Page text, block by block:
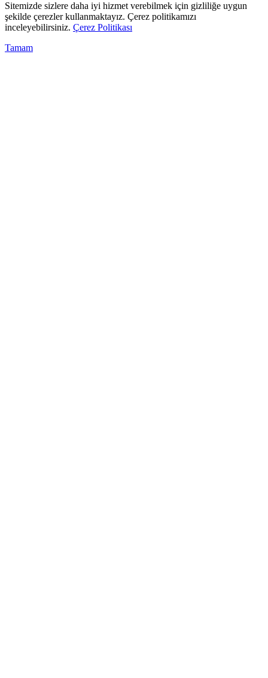
Sitemizde sizlere daha iyi hizmet verebilmek için gizliliğe uygun
şekilde çerezler kullanmaktayız. Çerez politikamızı
inceleyebilirsiniz. Çerez Politikası
Tamam